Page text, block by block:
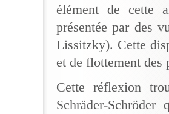
élément de cette
présentée par des
Lissitzky). Cette
et de flottement des
Cette réflexion
Schräder-